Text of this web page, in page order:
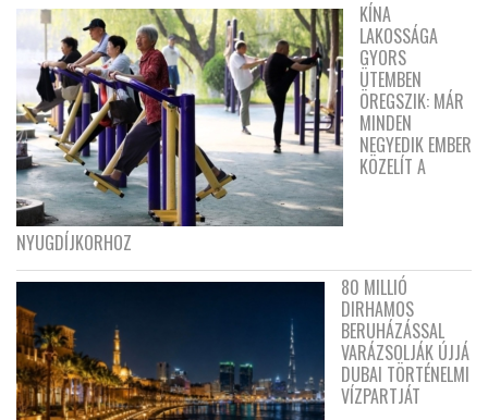
KÍNA
LAKOSSÁGA
GYORS
ÜTEMBEN
ÖREGSZIK: MÁR
MINDEN
NEGYEDIK EMBER
KÖZELÍT A
NYUGDÍJKORHOZ
80 MILLIÓ
DIRHAMOS
BERUHÁZÁSSAL
VARÁZSOLJÁK ÚJJÁ
DUBAI TÖRTÉNELMI
VÍZPARTJÁT